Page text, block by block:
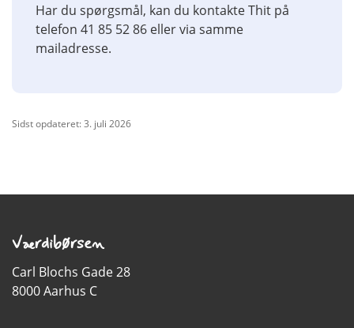
Har du spørgsmål, kan du kontakte Thit på
telefon 41 85 52 86 eller via samme
mailadresse.
Sidst opdateret: 3. juli 2026
Værdibørsen
Carl Blochs Gade 28
8000 Aarhus C